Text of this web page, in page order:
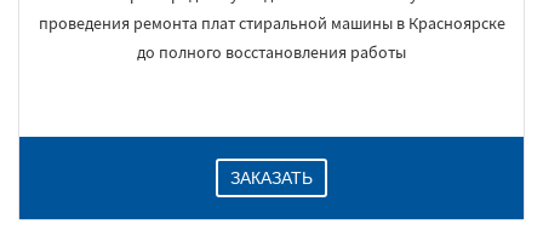
проведения ремонта плат стиральной машины в Красноярске
до полного восстановления работы
ЗАКАЗАТЬ